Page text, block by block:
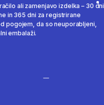
ali zamenjavo izdelka – 30 dni
in 365 dni za registrirane
pogojem, da so neuporabljeni,
embalaži.